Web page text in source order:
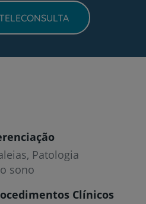
Patologia
sono
Clínicos